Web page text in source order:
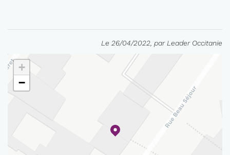
Le 26/04/2022, par Leader Occitanie
+
−